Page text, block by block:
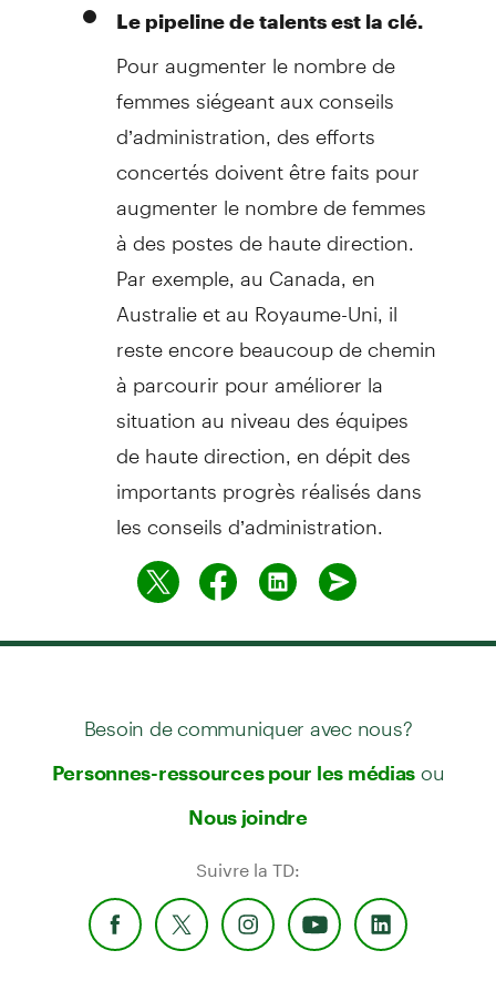
Le pipeline de talents est la clé.
Pour augmenter le nombre de
femmes siégeant aux conseils
d’administration, des efforts
concertés doivent être faits pour
augmenter le nombre de femmes
à des postes de haute direction.
Par exemple, au Canada, en
Australie et au Royaume-Uni, il
reste encore beaucoup de chemin
à parcourir pour améliorer la
situation au niveau des équipes
de haute direction, en dépit des
importants progrès réalisés dans
les conseils d’administration.
Besoin de communiquer avec nous?
Personnes-ressources pour les médias ou
Nous joindre
Suivre la TD: